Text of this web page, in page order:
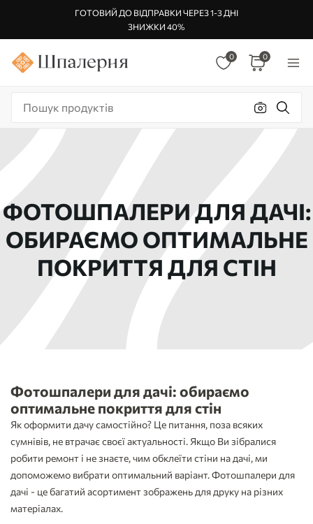
ГОТОВИЙ ДО ВІДПРАВКИ ЧЕРЕЗ 1-3 ДНІ
ЗНИЖКИ 40%
0 0
ФОТОШПАЛЕРИ ДЛЯ ДАЧІ:
ОБИРАЄМО ОПТИМАЛЬНЕ
ПОКРИТТЯ ДЛЯ СТІН
Фотошпалери для дачі: обираємо
оптимальне покриття для стін
Як оформити дачу самостійно? Це питання, поза всяких
сумнівів, не втрачає своєї актуальності. Якщо Ви зібралися
робити ремонт і не знаєте, чим обклеїти стіни на дачі, ми
допоможемо вибрати оптимальний варіант. Фотошпалери для
дачі - це багатий асортимент зображень для друку на різних
матеріалах.